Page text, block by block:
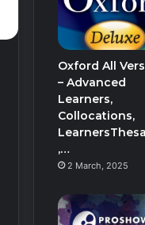
Oxford All
– Advanced
Learners,
Collocations,
,…
2 March, 2025